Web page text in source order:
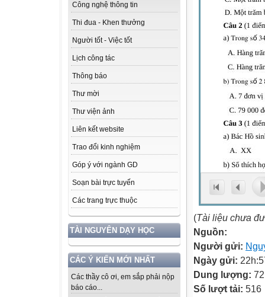
Công nghệ thông tin
Thi đua - Khen thưởng
Người tốt - Việc tốt
Lịch công tác
Thông báo
Thư mời
Thư viện ảnh
Liên kết website
Trao đổi kinh nghiệm
Góp ý với ngành GD
Soạn bài trực tuyến
Các trang trực thuộc
TÀI NGUYÊN DẠY HỌC
CÁC Ý KIẾN MỚI NHẤT
Các thầy cô ơi, em sắp phải nộp
báo cáo...
(Tài liệu chưa
Nguồn:
Người gửi:
Ngày gửi:
Dung lượng:
Số lượt tải: 516